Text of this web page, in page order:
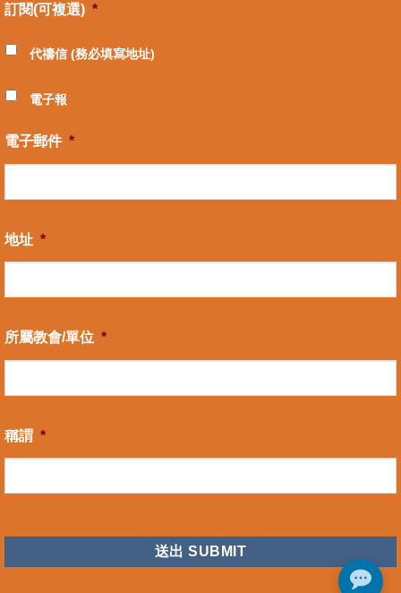
訂閱(可複選) *
代禱信 (務必填寫地址)
電子報
電子郵件 *
地址 *
所屬教會/單位 *
稱謂 *